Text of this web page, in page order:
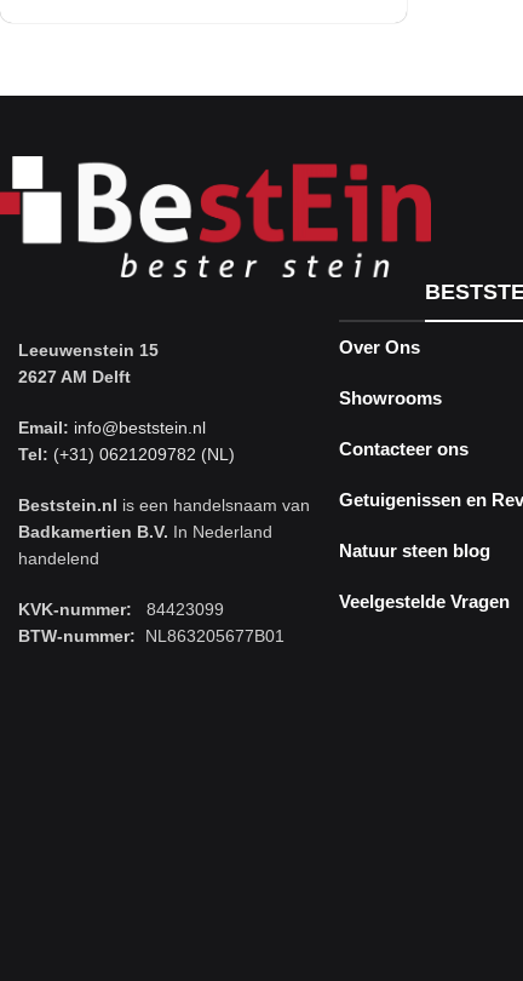
Nu winkelen
Leeuwenstein 15
2627 AM Delft
Email: info@beststein.nl
Tel: (+31) 0621209782 (NL)
Beststein.nl is een handelsnaam van
Badkamertien B.V. In Nederland
handelend
KVK-nummer: 84423099
BTW-nummer: NL863205677B01
Over Ons
Showrooms
Contacteer ons
Getuigenissen en
Natuur steen blog
Veelgestelde Vragen